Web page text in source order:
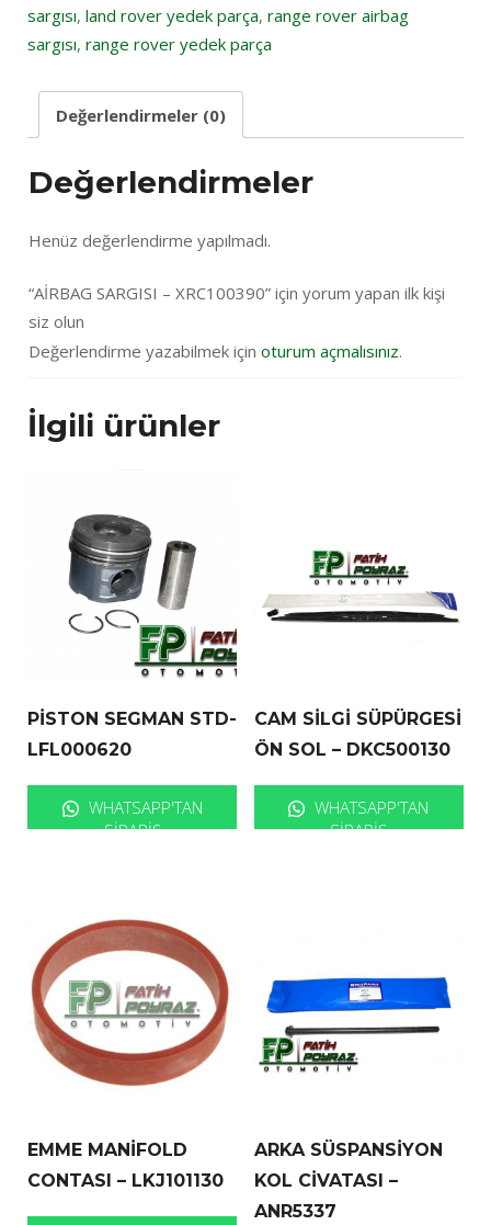
sargısı, land rover yedek parça, range rover airbag
sargısı, range rover yedek parça
Değerlendirmeler (0)
Değerlendirmeler
Henüz değerlendirme yapılmadı.
“AİRBAG SARGISI – XRC100390” için yorum yapan ilk kişi
siz olun
Değerlendirme yazabilmek için oturum açmalısınız.
İlgili ürünler
PİSTON SEGMAN STD-
LFL000620
WHATSAPP'TAN
SIPARIŞ
CAM SİLGİ SÜPÜRGESİ
ÖN SOL – DKC500130
WHATSAPP'TAN
SIPARIŞ
EMME MANİFOLD
CONTASI – LKJ101130
ARKA SÜSPANSİYON
KOL CİVATASI –
ANR5337